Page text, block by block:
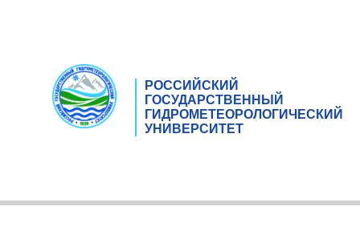
РОССИЙСКИЙ
ГОСУДАРСТВЕННЫЙ
ГИДРОМЕТЕОРОЛОГИЧЕСКИЙ
УНИВЕРСИТЕТ